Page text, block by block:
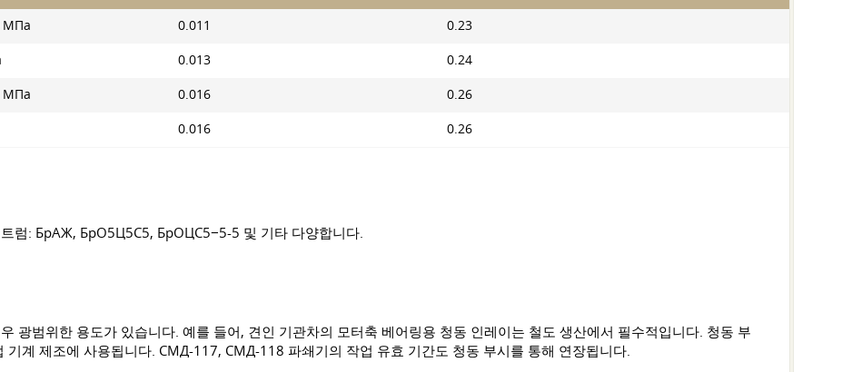
МПа 0.011 0.23
0.013 0.24
МПа 0.016 0.26
0.016 0.26
트럼: БрАЖ, БрО5Ц5С5, БрОЦС5−5-5 및 기타 다양합니다.
광범위한 용도가 있습니다. 예를 들어, 견인 기관차의 모터축 베어링용 청동 인레이는 철도 생산에서 필수적입니다. 청동 부
기계 제조에 사용됩니다. СМД-117, СМД-118 파쇄기의 작업 유효 기간도 청동 부시를 통해 연장됩니다.